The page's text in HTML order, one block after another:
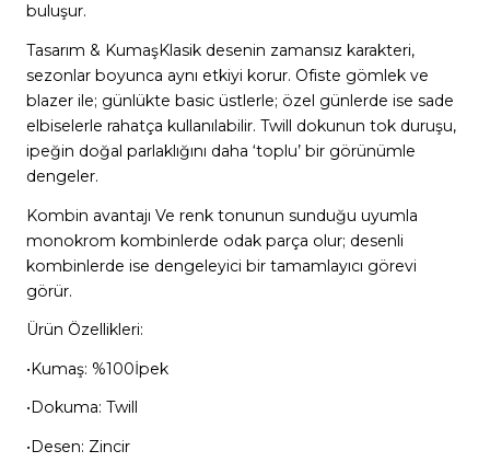
buluşur.
Tasarım & KumaşKlasik desenin zamansız karakteri,
sezonlar boyunca aynı etkiyi korur. Ofiste gömlek ve
blazer ile; günlükte basic üstlerle; özel günlerde ise sade
elbiselerle rahatça kullanılabilir. Twill dokunun tok duruşu,
ipeğin doğal parlaklığını daha ‘toplu’ bir görünümle
dengeler.
Kombin avantajı Ve renk tonunun sunduğu uyumla
monokrom kombinlerde odak parça olur; desenli
kombinlerde ise dengeleyici bir tamamlayıcı görevi
görür.
Ürün Özellikleri:
•Kumaş: %100İpek
•Dokuma: Twill
•Desen: Zincir